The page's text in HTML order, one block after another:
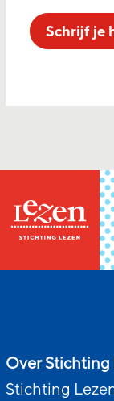
Schrijf je
Over Stichting
Stichting